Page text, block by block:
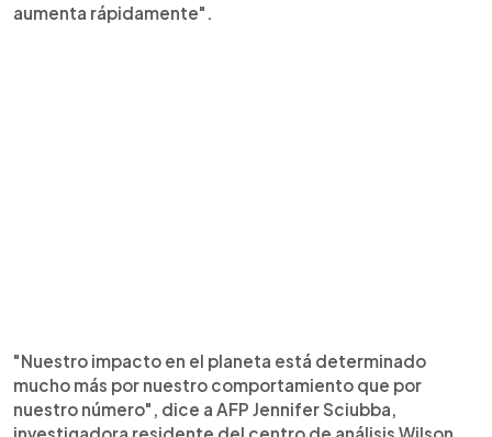
aumenta rápidamente".
"Nuestro impacto en el planeta está determinado
mucho más por nuestro comportamiento que por
nuestro número", dice a AFP Jennifer Sciubba,
investigadora residente del centro de análisis Wilson